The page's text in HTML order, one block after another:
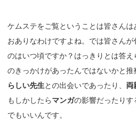
ケムステをご覧ということは皆さん
おありなわけですよね。では皆さん
のはいつ頃ですか？はっきりとは答
のきっかけがあったんではないかと推
らしい先生との出会いであったり、 両
もしかしたらマンガの影響だったり
でもいいんです。